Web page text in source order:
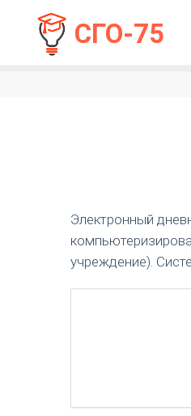
СГО-75
Электронный
учреждение).